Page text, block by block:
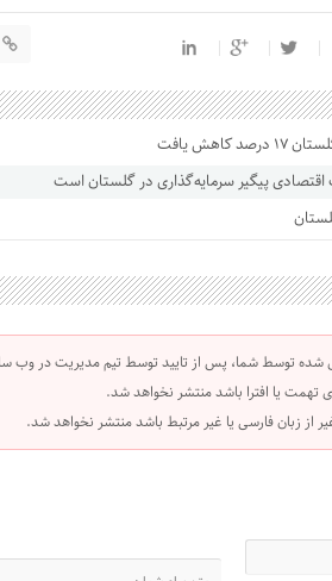
یافت
شده توسط شما، پس از تایید توسط تیم مدیریت در وب
تهمت یا افترا باشد منتشر نخواهد شد.
از زبان فارسی یا غیر مرتبط باشد منتشر نخواهد شد.